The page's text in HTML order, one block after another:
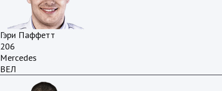
Гэри Паффетт
206
Mercedes
ВЕЛ